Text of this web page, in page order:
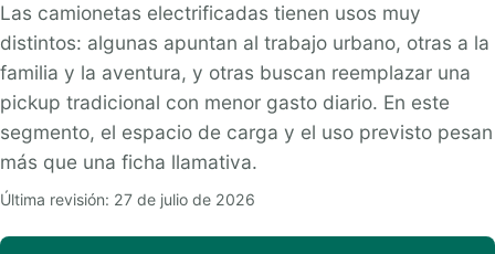
Las camionetas electrificadas tienen usos muy
distintos: algunas apuntan al trabajo urbano, otras a la
familia y la aventura, y otras buscan reemplazar una
pickup tradicional con menor gasto diario. En este
segmento, el espacio de carga y el uso previsto pesan
más que una ficha llamativa.
Última revisión: 27 de julio de 2026